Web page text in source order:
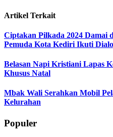
Artikel Terkait
Ciptakan Pilkada 2024 Damai
Pemuda Kota Kediri Ikuti
Belasan Napi Kristiani Lapas
Khusus Natal
Mbak Wali Serahkan Mobil
Kelurahan
Populer